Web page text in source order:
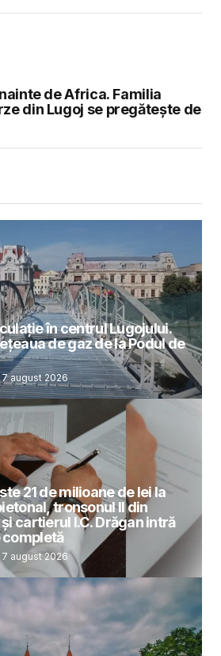
de Africa. Familia
din Lugoj se pregătește de
în centrul Lugojului.
de gaz de la Podul de
7 august 2026
21 de milioane de lei la
tronsonul II din
cartierul I.C. Drăgan intră
7 august 2026